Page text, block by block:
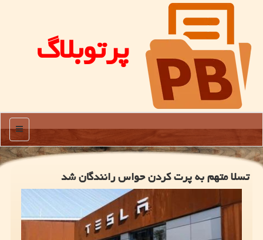
پرتوبلاگ
منو
تسلا متهم به پرت کردن حواس رانندگان شد